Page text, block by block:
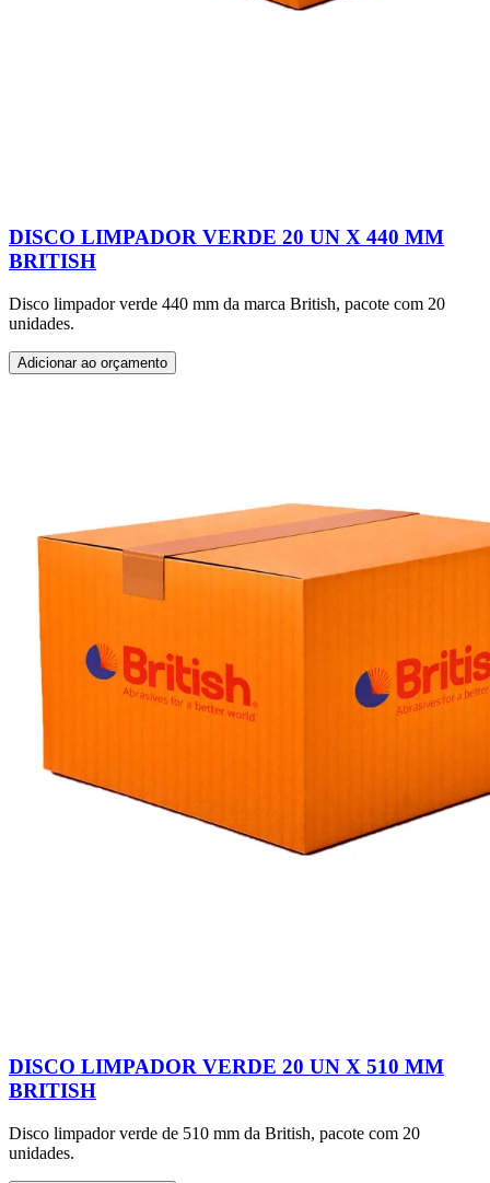
DISCO LIMPADOR VERDE 20 UN X 440 MM
BRITISH
Disco limpador verde 440 mm da marca British, pacote com 20
unidades.
Adicionar ao orçamento
DISCO LIMPADOR VERDE 20 UN X 510 MM
BRITISH
Disco limpador verde de 510 mm da British, pacote com 20
unidades.